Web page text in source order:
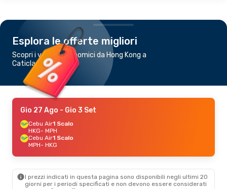
Esplora le offerte migliori
Scopri i voli più economici da Hong Kong a
Caticlan
Gio 27 Ago - Gio 3 Set
Cebu Air1 Scalo
HKG- MPH
Cebu Air1 Scalo
MPH- HKG
I prezzi indicati in questa pagina sono disponibili negli ultimi 20
giorni per i periodi specificati e non devono essere considerati